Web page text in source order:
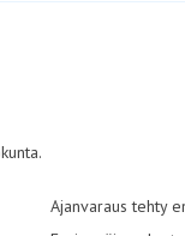
Ajanvaraus tehty